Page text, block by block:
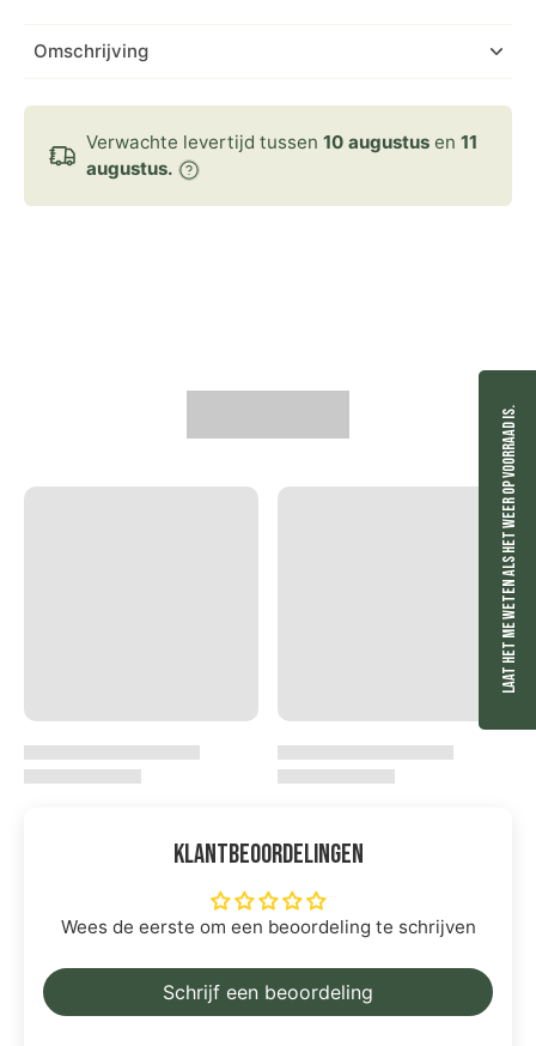
Omschrijving
Verwachte levertijd tussen 10 augustus en 11
augustus.
Klantbeoordelingen
Wees de eerste om een beoordeling te schrijven
Schrijf een beoordeling
Laat het me weten als het weer op voorraad is.